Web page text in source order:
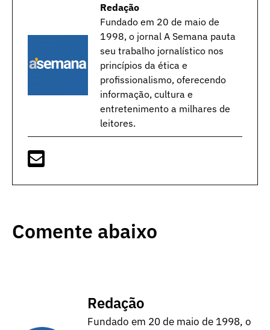
Redação
Fundado em 20 de maio de
1998, o jornal A Semana pauta
seu trabalho jornalístico nos
princípios da ética e
profissionalismo, oferecendo
informação, cultura e
entretenimento a milhares de
leitores.
Comente abaixo
Redação
Fundado em 20 de maio de 1998, o